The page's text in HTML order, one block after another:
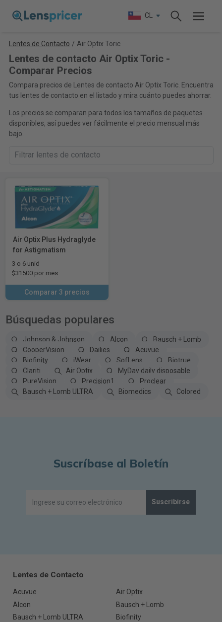
CL
Lentes de Contacto / Air Optix Toric
Lentes de contacto Air Optix Toric -
Comparar Precios
Compara precios de Lentes de contacto Air Optix Toric. Encuentra
tus lentes de contacto en el listado y mira cuánto puedes ahorrar.
Los precios se comparan para todos los tamaños de paquetes
disponibles, así puedes ver fácilmente el precio mensual más
bajo.
Air Optix Plus Hydraglyde
for Astigmatism
3 o 6 unid
$31500 por mes
Comparar 3 precios
Búsquedas populares
Johnson & Johnson Alcon
Bausch + Lomb
CooperVision
Dailies
Acuvue
Biofinity
iWear SofLens
Biotrue
Clariti
Air Optix
MyDay daily disposable
PureVision
Precision1
Proclear
Bausch + Lomb ULTRA
Biomedics Colored
Suscríbase al Boletín
Suscribirse
Lentes de Contacto
Acuvue
Air Optix
Alcon
Bausch + Lomb
Bausch + Lomb ULTRA
Biofinity